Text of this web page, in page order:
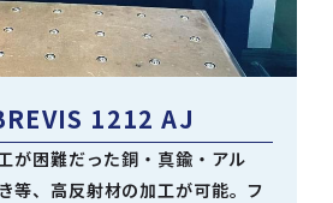
1212 AJ
が困難だった銅・真鍮・アル
等、高反射材の加工が可能。フ